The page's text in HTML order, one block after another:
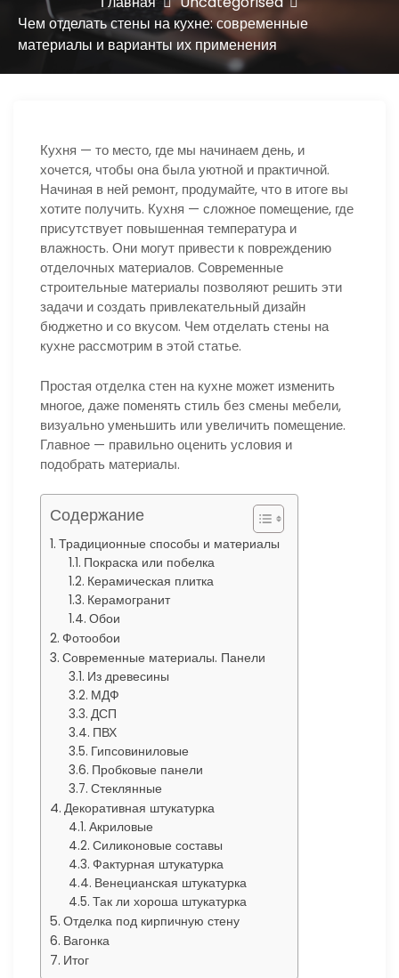
Чем отделать стены на кухне: современные
материалы и варианты их применения
Кухня — то место, где мы начинаем день, и
хочется, чтобы она была уютной и практичной.
Начиная в ней ремонт, продумайте, что в итоге вы
хотите получить. Кухня — сложное помещение, где
присутствует повышенная температура и
влажность. Они могут привести к повреждению
отделочных материалов. Современные
строительные материалы позволяют решить эти
задачи и создать привлекательный дизайн
бюджетно и со вкусом. Чем отделать стены на
кухне рассмотрим в этой статье.
Простая отделка стен на кухне может изменить
многое, даже поменять стиль без смены мебели,
визуально уменьшить или увеличить помещение.
Главное — правильно оценить условия и
подобрать материалы.
Содержание
Традиционные способы и материалы
Покраска или побелка
Керамическая плитка
Керамогранит
Обои
Фотообои
Современные материалы. Панели
Из древесины
МДФ
ДСП
ПВХ
Гипсовиниловые
Пробковые панели
Стеклянные
Декоративная штукатурка
Акриловые
Силиконовые составы
Фактурная штукатурка
Венецианская штукатурка
Так ли хороша штукатурка
Отделка под кирпичную стену
Вагонка
Итог